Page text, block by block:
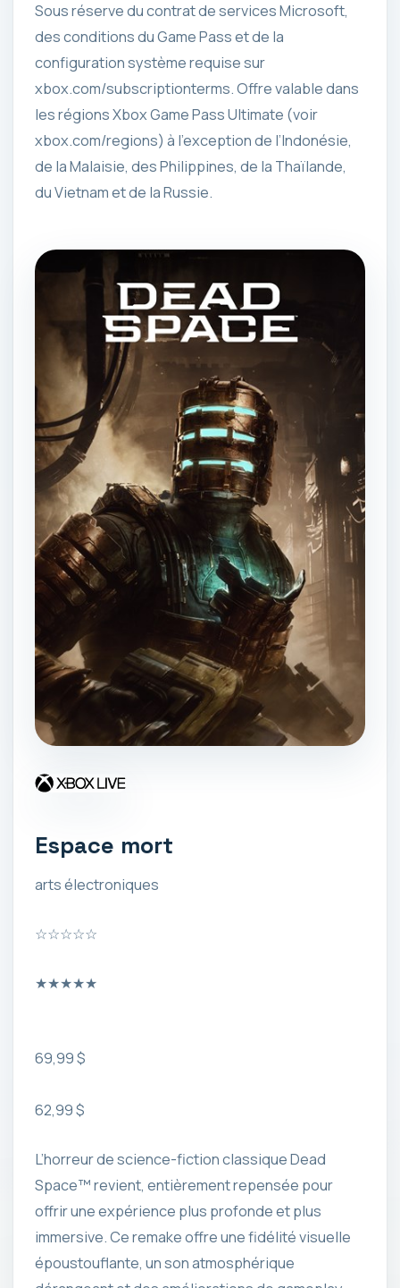
Sous réserve du contrat de services Microsoft,
des conditions du Game Pass et de la
configuration système requise sur
xbox.com/subscriptionterms. Offre valable dans
les régions Xbox Game Pass Ultimate (voir
xbox.com/regions) à l’exception de l’Indonésie,
de la Malaisie, des Philippines, de la Thaïlande,
du Vietnam et de la Russie.
Espace mort
arts électroniques
☆☆☆☆☆
★★★★★
69,99 $
62,99 $
L’horreur de science-fiction classique Dead
Space™ revient, entièrement repensée pour
offrir une expérience plus profonde et plus
immersive. Ce remake offre une fidélité visuelle
époustouflante, un son atmosphérique